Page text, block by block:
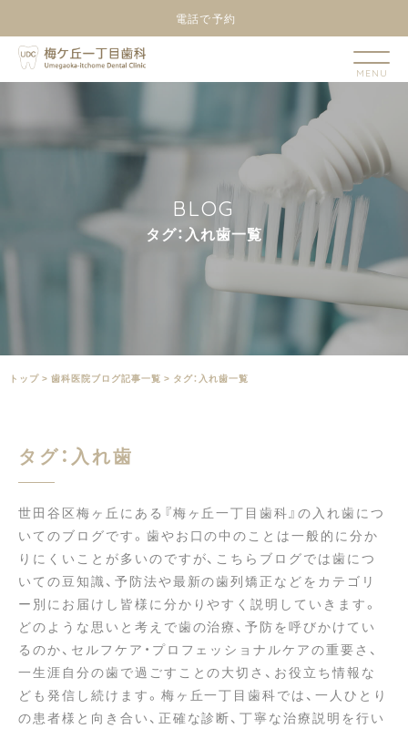
電話で予約
BLOG
タグ： 入れ歯一覧
トップ > ⻭科医院ブログ記事一覧 > タグ：入れ歯一覧
タグ：入れ歯
世田谷区梅ヶ丘にある『梅ヶ丘一丁目歯科』の入れ歯につ
いてのブログです。歯やお口の中のことは一般的に分か
りにくいことが多いのですが、こちらブログでは歯につ
いての豆知識、予防法や最新の歯列矯正などをカテゴリ
ー別にお届けし皆様に分かりやすく説明していきます。
どのような思いと考えで歯の治療、予防を呼びかけてい
るのか、セルフケア・プロフェッショナルケアの重要さ、
一生涯自分の歯で過ごすことの大切さ、お役立ち情報な
ども発信し続けます。梅ヶ丘一丁目歯科では、一人ひとり
の患者様と向き合い、正確な診断、丁寧な治療説明を行い